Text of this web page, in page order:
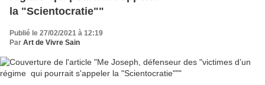
la "Scientocratie""
Publié le 27/02/2021 à 12:19
Par Art de Vivre Sain